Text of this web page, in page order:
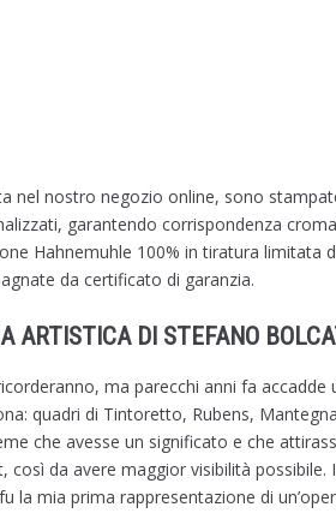
nel nostro negozio online, sono
garantendo corrispondenza
Hahnemuhle 100% in tiratura limitata
da certificato di garanzia.
ARTISTICA DI STEFANO
ma parecchi anni fa
quadri di Tintoretto, Rubens,
che avesse un significato e che
da avere maggior visibilità
la mia prima rappresentazione di